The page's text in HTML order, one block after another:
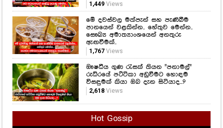
1,449Views
මේ දවස්වල මත්පැන් සහ පැණිබීම
පානයෙන් වළකින්න.. හේතුව මෙන්න..
සෞඛ්‍ය අමාත්‍යාංශයෙන් අනතුරු
ඇඟවීමක්..
1,767Views
ඖෂධීය ගුණ රැසක් තියන "පනාමල්"
රුධිරයේ පට්ටිකා අඩුවීමට හොඳම
විසඳුමක් කියා ඔබ දැන සිටියාද...?
2,618Views
Hot Gossip